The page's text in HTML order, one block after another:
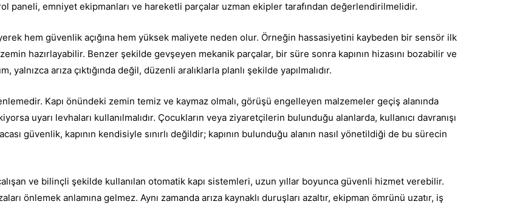
paneli, emniyet ekipmanları ve hareketli parçalar uzman ekipler tarafından değerlendirilmelidir.
hem güvenlik açığına hem yüksek maliyete neden olur. Örneğin hassasiyetini kaybeden bir sensör ilk
hazırlayabilir. Benzer şekilde gevşeyen mekanik parçalar, bir süre sonra kapının hizasını bozabilir ve
arıza çıktığında değil, düzenli aralıklarla planlı şekilde yapılmalıdır.
Kapı önündeki zemin temiz ve kaymaz olmalı, görüşü engelleyen malzemeler geçiş alanında
uyarı levhaları kullanılmalıdır. Çocukların veya ziyaretçilerin bulunduğu alanlarda, kullanıcı davranışı
güvenlik, kapının kendisiyle sınırlı değildir; kapının bulunduğu alanın nasıl yönetildiği de bu sürecin
ve bilinçli şekilde kullanılan otomatik kapı sistemleri, uzun yıllar boyunca güvenli hizmet verebilir.
önlemek anlamına gelmez. Aynı zamanda arıza kaynaklı duruşları azaltır, ekipman ömrünü uzatır, iş